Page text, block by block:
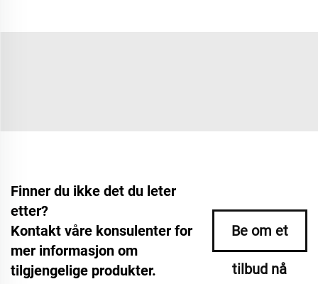
Finner du ikke det du leter
etter?
Kontakt våre konsulenter for
mer informasjon om
tilgjengelige produkter.
Be om et
tilbud nå